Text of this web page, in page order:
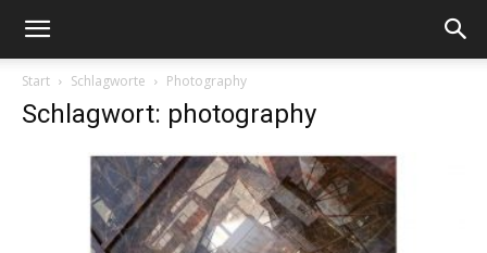
Start Schlagworte Photography
Schlagwort: photography